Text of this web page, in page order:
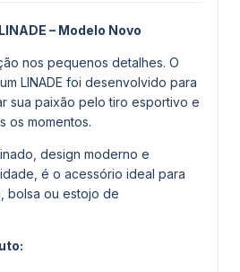
– Modelo Novo
nos pequenos detalhes. O
LINADE foi desenvolvido para
sua paixão pelo tiro esportivo e
os momentos.
design moderno e
é o acessório ideal para
bolsa ou estojo de